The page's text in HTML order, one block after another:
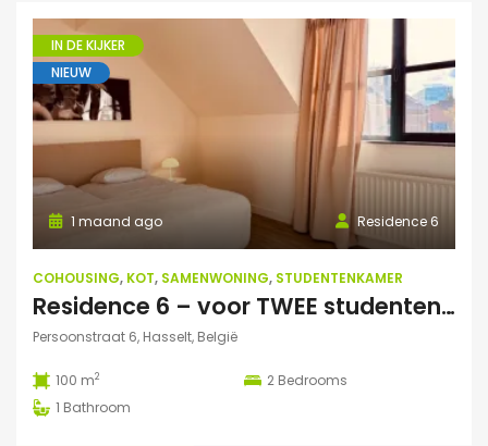
IN DE KIJKER
NIEUW
Residence 6
1 maand ago
COHOUSING, KOT, SAMENWONING, STUDENTENKAMER
Residence 6 – voor TWEE studenten: Exclusieve studentenduplex
Persoonstraat 6, Hasselt, België
100 m2 2 Bedrooms
1 Bathroom